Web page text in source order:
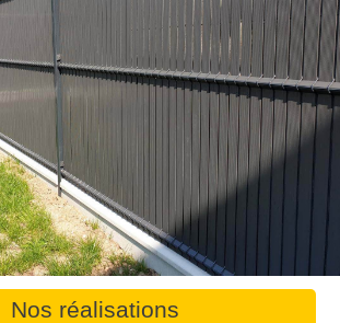
Nos réalisations